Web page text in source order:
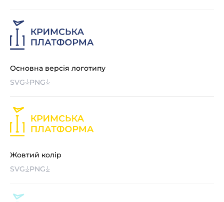
Основна версія логотипу
SVG
PNG
Жовтий колір
SVG
PNG